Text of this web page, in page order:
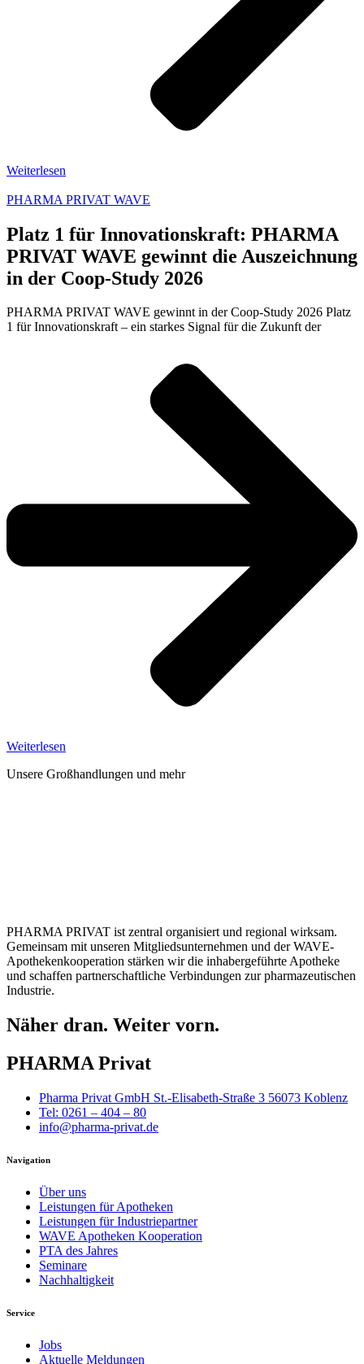
Weiterlesen
PHARMA PRIVAT WAVE
Platz 1 für Innovationskraft: PHARMA
PRIVAT WAVE gewinnt die Auszeichnung
in der Coop-Study 2026
PHARMA PRIVAT WAVE gewinnt in der Coop-Study 2026 Platz
1 für Innovationskraft – ein starkes Signal für die Zukunft der
Weiterlesen
Unsere Großhandlungen und mehr
PHARMA PRIVAT ist zentral organisiert und regional wirksam.
Gemeinsam mit unseren Mitgliedsunternehmen und der WAVE-
Apothekenkooperation stärken wir die inhabergeführte Apotheke
und schaffen partnerschaftliche Verbindungen zur pharmazeutischen
Industrie.
Näher dran. Weiter vorn.
PHARMA Privat
Pharma Privat GmbH St.-Elisabeth-Straße 3 56073 Koblenz
Tel: 0261 – 404 – 80
info@pharma-privat.de
Navigation
Über uns
Leistungen für Apotheken
Leistungen für Industriepartner
WAVE Apotheken Kooperation
PTA des Jahres
Seminare
Nachhaltigkeit
Service
Jobs
Aktuelle Meldungen